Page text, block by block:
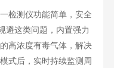
检测仪功能简单，安全
避这类问题，内置强力
高浓度有毒气体，解决
式后，实时持续监测周